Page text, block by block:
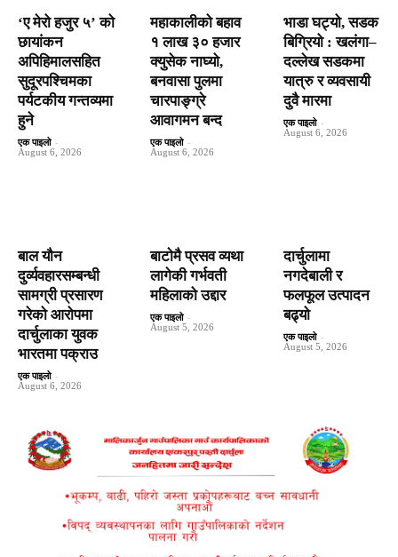
‘ए मेरो हजुर ५’ को
छायांकन
अपिहिमालसहित
सुदूरपश्चिमका
पर्यटकीय गन्तव्यमा
हुने
एक पाइलो -
August 6, 2026
महाकालीको बहाव
१ लाख ३० हजार
क्युसेक नाघ्यो,
बनवासा पुलमा
चारपाङ्ग्रे
आवागमन बन्द
एक पाइलो -
August 6, 2026
भाडा घट्यो, सडक
बिग्रियो : खलंगा–
दल्लेख सडकमा
यात्रु र व्यवसायी
दुवै मारमा
एक पाइलो -
August 6, 2026
बाल यौन
दुर्व्यवहारसम्बन्धी
सामग्री प्रसारण
गरेको आरोपमा
दार्चुलाका युवक
भारतमा पक्राउ
एक पाइलो -
August 6, 2026
बाटाेमै प्रसव व्यथा
लागेकी गर्भवती
महिलाको उद्दार
एक पाइलो -
August 5, 2026
दार्चुलामा
नगदेबाली र
फलफूल उत्पादन
बढ्यो
एक पाइलो -
August 5, 2026